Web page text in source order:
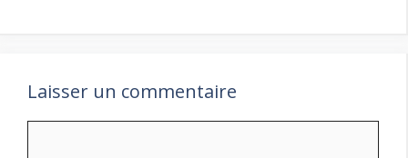
Laisser un commentaire